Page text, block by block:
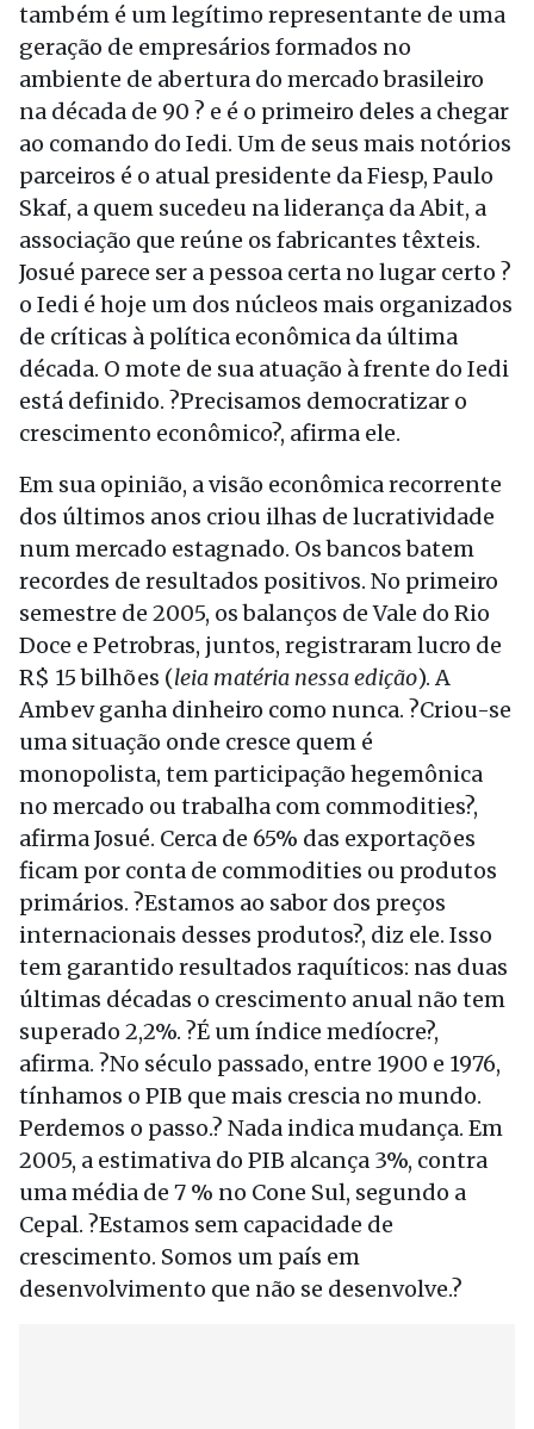
também é um legítimo representante de uma
geração de empresários formados no
ambiente de abertura do mercado brasileiro
na década de 90 ? e é o primeiro deles a chegar
ao comando do Iedi. Um de seus mais notórios
parceiros é o atual presidente da Fiesp, Paulo
Skaf, a quem sucedeu na liderança da Abit, a
associação que reúne os fabricantes têxteis.
Josué parece ser a pessoa certa no lugar certo ?
o Iedi é hoje um dos núcleos mais organizados
de críticas à política econômica da última
década. O mote de sua atuação à frente do Iedi
está definido. ?Precisamos democratizar o
crescimento econômico?, afirma ele.
Em sua opinião, a visão econômica recorrente
dos últimos anos criou ilhas de lucratividade
num mercado estagnado. Os bancos batem
recordes de resultados positivos. No primeiro
semestre de 2005, os balanços de Vale do Rio
Doce e Petrobras, juntos, registraram lucro de
R$ 15 bilhões (leia matéria nessa edição). A
Ambev ganha dinheiro como nunca. ?Criou-se
uma situação onde cresce quem é
monopolista, tem participação hegemônica
no mercado ou trabalha com commodities?,
afirma Josué. Cerca de 65% das exportações
ficam por conta de commodities ou produtos
primários. ?Estamos ao sabor dos preços
internacionais desses produtos?, diz ele. Isso
tem garantido resultados raquíticos: nas duas
últimas décadas o crescimento anual não tem
superado 2,2%. ?É um índice medíocre?,
afirma. ?No século passado, entre 1900 e 1976,
tínhamos o PIB que mais crescia no mundo.
Perdemos o passo.? Nada indica mudança. Em
2005, a estimativa do PIB alcança 3%, contra
uma média de 7 % no Cone Sul, segundo a
Cepal. ?Estamos sem capacidade de
crescimento. Somos um país em
desenvolvimento que não se desenvolve.?